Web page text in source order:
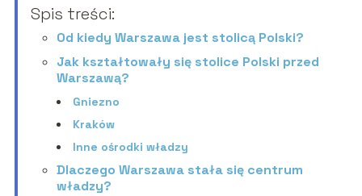
Spis treści:
Od kiedy Warszawa jest stolicą Polski?
Jak kształtowały się stolice Polski przed
Warszawą?
Gniezno
Kraków
Inne ośrodki władzy
Dlaczego Warszawa stała się centrum
władzy?